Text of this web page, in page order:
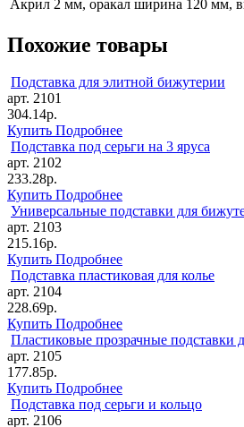
Акрил 2 мм, оракал ширина 120 мм,
Похожие товары
Подставка для элитной бижутерии
арт. 2101
304.14р.
Купить Подробнее
Подставка под серьги на 3 яруса
арт. 2102
233.28р.
Купить Подробнее
Универсальные подставки для
арт. 2103
215.16р.
Купить Подробнее
Подставка пластиковая для колье
арт. 2104
228.69р.
Купить Подробнее
Пластиковые прозрачные подставки
арт. 2105
177.85р.
Купить Подробнее
Подставка под серьги и кольцо
арт. 2106